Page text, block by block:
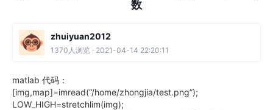
数
zhuiyuan2012
1370人浏览 · 2021-04-14 22:20:11
matlab 代码：
[img,map]=imread(“/home/zhongjia/test.png”);
LOW_HIGH=stretchlim(img);